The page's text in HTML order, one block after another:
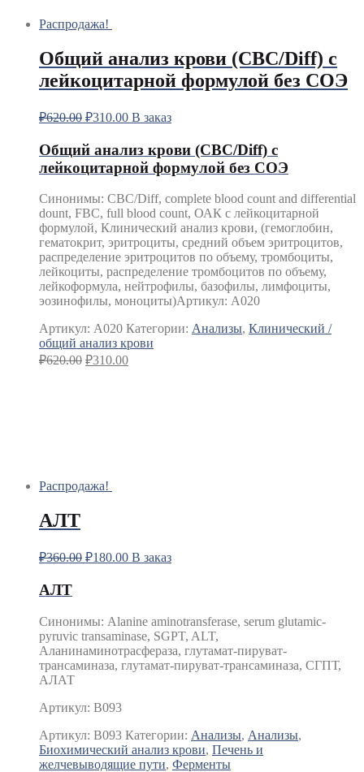
Распродажа!
Общий анализ крови (CBC/Diff) с
лейкоцитарной формулой без СОЭ
₽620.00 ₽310.00 В заказ
Общий анализ крови (CBC/Diff) с
лейкоцитарной формулой без СОЭ
Синонимы: CBC/Diff, complete blood count and differential
dount, FBC, full blood count, ОАК с лейкоцитарной
формулой, Клинический анализ крови, (гемоглобин,
гематокрит, эритроциты, средний объем эритроцитов,
распределение эритроцитов по объему, тромбоциты,
лейкоциты, распределение тромбоцитов по объему,
лейкоформула, нейтрофилы, базофилы, лимфоциты,
эозинофилы, моноциты)Артикул: А020
Артикул: A020 Категории: Анализы, Клинический /
общий анализ крови
₽620.00 ₽310.00
Распродажа!
АЛТ
₽360.00 ₽180.00 В заказ
АЛТ
Синонимы: Alanine aminotransferase, serum glutamic-
pyruvic transaminase, SGPT, ALT,
Аланинаминотрасфераза, глутамат-пируват-
трансаминаза, глутамат-пируват-трансаминаза, СГПТ,
АЛАТ
Артикул: B093
Артикул: B093 Категории: Анализы, Анализы,
Биохимический анализ крови, Печень и
желчевыводящие пути, Ферменты